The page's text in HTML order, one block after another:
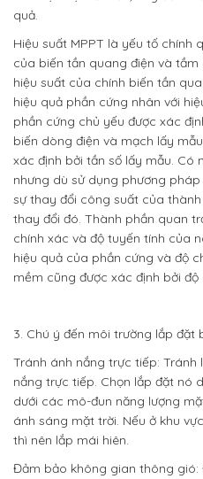
quả.
Hiệu suất MPPT là yếu tố chính
của biến tần quang điện và
hiệu suất của chính biến tần
hiệu quả phần cứng nhân với
phần cứng chủ yếu được xác
biến dòng điện và mạch lấy
xác định bởi tần số lấy mẫu. Có
nhưng dù sử dụng phương
sự thay đổi công suất của
thay đổi đó. Thành phần quan
chính xác và độ tuyến tính của
hiệu quả của phần cứng và độ
mềm cũng được xác định bởi
3. Chú ý đến môi trường lắp đặt
Tránh ánh nắng trực tiếp:
nắng trực tiếp. Chọn lắp đặt nó
dưới các mô-đun năng lượng
ánh sáng mặt trời. Nếu ở khu
thì nên lắp mái hiên.
Đảm bảo không gian thông